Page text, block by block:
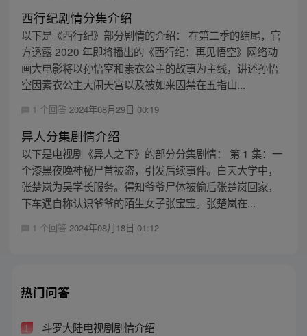
西行纪剧情分集介绍
以下是《西行纪》部分剧情的介绍： 在第二季的结尾，官
方透露 2020 年即将播出的《西行纪：再见悟空》网络动
画大电影将以孙悟空和素衣公主的故事为主线，讲述孙悟
空因素衣公主大闹天宫以及被如来囚禁在五指山...
1 个回答 2024年08月29日 00:19
异人分集剧情介绍
以下是电视剧《异人之下》的部分分集剧情： 第 1 集：一
个漆黑夜晚神秘尸首被盗，引发后续事件。白天大学中，
张楚岚为吴学长服务。得知爷爷尸体被偷后张楚岚回家，
下车遇自称认识爷爷的陌生女子张宝宝。张楚岚在...
1 个回答 2024年08月18日 01:12
热门问答
1 斗罗大陆电视剧剧情介绍